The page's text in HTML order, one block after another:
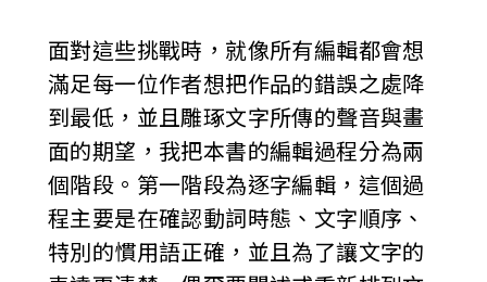
面對這些挑戰時，就像所有編輯都會想
滿足每一位作者想把作品的錯誤之處降
到最低，並且雕琢文字所傳的聲音與畫
面的期望，我把本書的編輯過程分為兩
個階段。第一階段為逐字編輯，這個過
程主要是在確認動詞時態、文字順序、
特別的慣用語正確，並且為了讓文字的